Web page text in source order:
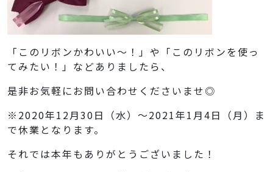
「このリボンかわいい～！」や「このリボンを使っ
てみたい！」などありましたら、
是非お気軽にお問い合わせくださいませ◎
※2020年12月30日（水）～2021年1月4日（月）ま
で休業となります。
それでは本年もありがとうございました！